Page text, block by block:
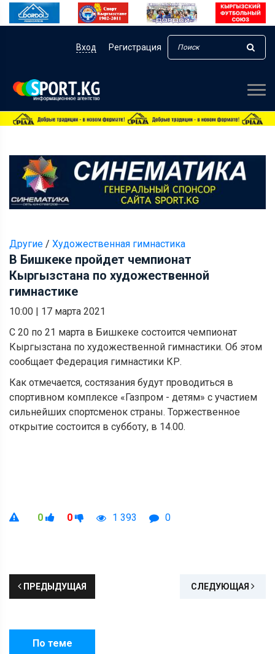
Вход Регистрация
Другие / Художественная гимнастика
В Бишкеке пройдет чемпионат
Кыргызстана по художественной
гимнастике
10:00 | 17 марта 2021
С 20 по 21 марта в Бишкеке состоится чемпионат
Кыргызстана по художественной гимнастики. Об этом
сообщает Федерация гимнастики КР.
Как отмечается, состязания будут проводиться в
спортивном комплексе «Газпром - детям» с участием
сильнейших спортсменок страны. Торжественное
открытие состоится в субботу, в 14.00.
0 0 1 393 0
ПРЕДЫДУЩАЯ СЛЕДУЮЩАЯ
По теме